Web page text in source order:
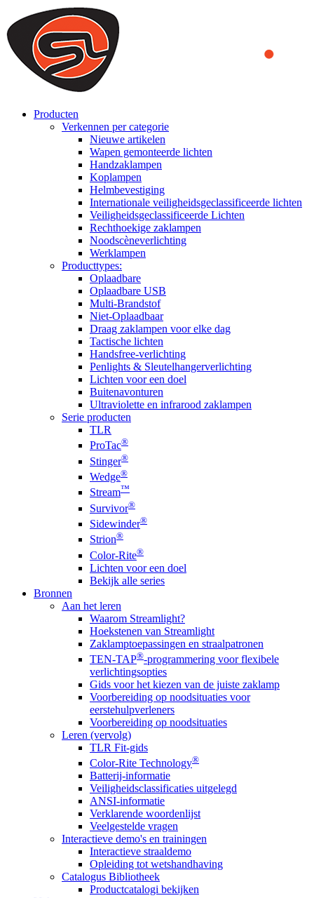
We use cookies to ensure that we provide you the best experience
on our website. By continuing to browse this website, you accept
that cookies are used to help us analyze how the website is used and
to offer you a better experience. To learn more or to find out how
you can disable cookies, you can access our
Producten
Verkennen per categorie
Nieuwe artikelen
Wapen gemonteerde lichten
Handzaklampen
Koplampen
Helmbevestiging
Internationale veiligheidsgeclassificeerde lichten
Veiligheidsgeclassificeerde Lichten
Rechthoekige zaklampen
Noodscèneverlichting
Werklampen
Producttypes:
Oplaadbare
Oplaadbare USB
Multi-Brandstof
Niet-Oplaadbaar
Draag zaklampen voor elke dag
Tactische lichten
Handsfree-verlichting
Penlights & Sleutelhangerverlichting
Lichten voor een doel
Buitenavonturen
Ultraviolette en infrarood zaklampen
Serie producten
TLR
ProTac®
Stinger®
Wedge®
Stream™
Survivor®
Sidewinder®
Strion®
Color-Rite®
Lichten voor een doel
Bekijk alle series
Bronnen
Aan het leren
Waarom Streamlight?
Hoekstenen van Streamlight
Zaklamptoepassingen en straalpatronen
TEN-TAP®-programmering voor flexibele
verlichtingsopties
Gids voor het kiezen van de juiste zaklamp
Voorbereiding op noodsituaties voor
eerstehulpverleners
Voorbereiding op noodsituaties
Leren (vervolg)
TLR Fit-gids
Color-Rite Technology®
Batterij-informatie
Veiligheidsclassificaties uitgelegd
ANSI-informatie
Verklarende woordenlijst
Veelgestelde vragen
Interactieve demo's en trainingen
Interactieve straaldemo
Opleiding tot wetshandhaving
Catalogus Bibliotheek
Productcatalogi bekijken